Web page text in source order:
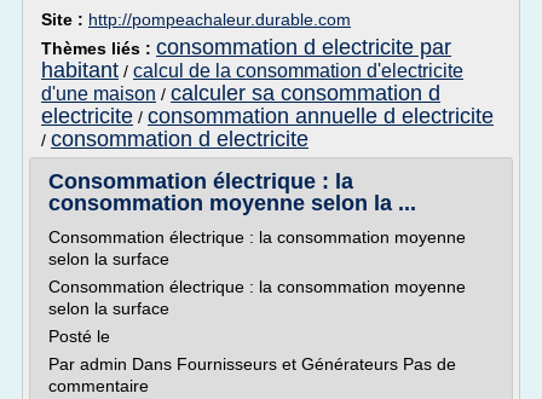
Site : http://pompeachaleur.durable.com
Thèmes liés : consommation d electricite par
habitant / calcul de la consommation d'electricite
d'une maison / calculer sa consommation d
electricite / consommation annuelle d electricite
/ consommation d electricite
Consommation électrique : la
consommation moyenne selon la ...
Consommation électrique : la consommation moyenne
selon la surface
Consommation électrique : la consommation moyenne
selon la surface
Posté le
Par admin Dans Fournisseurs et Générateurs Pas de
commentaire